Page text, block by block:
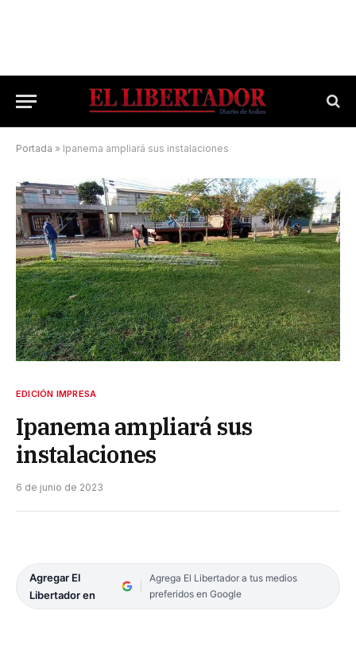
Portada » Ipanema ampliará sus instalaciones
EDICIÓN IMPRESA
Ipanema ampliará sus
instalaciones
6 de junio de 2023
Agregar El
Libertador en
Agrega El Libertador a tus medios
preferidos en Google